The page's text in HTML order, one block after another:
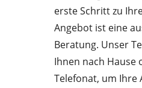
erste Schritt zu
Angebot ist eine
Beratung. Unser
Ihnen nach Hause
Telefonat, um Ihre